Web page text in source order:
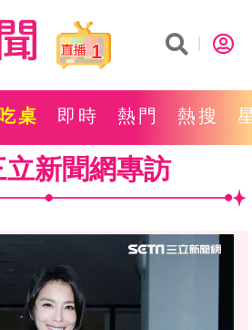
1
桌 即時 熱門 熱搜
立新聞網專訪